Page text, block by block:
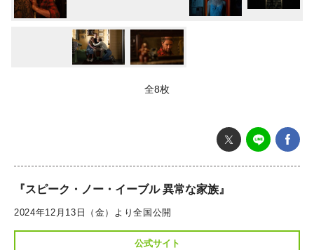
全8枚
『スピーク・ノー・イーブル 異常な家族』
2024年12月13日（金）より全国公開
公式サイト